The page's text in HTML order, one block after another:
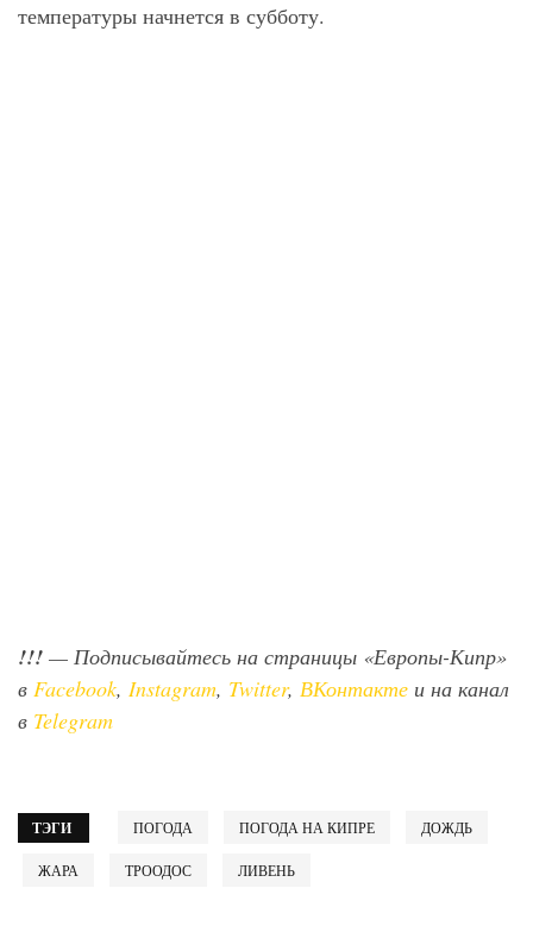
температуры начнется в субботу.
!!! — Подписывайтесь на страницы «Европы-Кипр»
в Facebook, Instagram, Twitter, ВКонтакте и на канал
в Telegram
ТЭГИ ПОГОДА ПОГОДА НА КИПРЕ ДОЖДЬ
ЖАРА ТРООДОС ЛИВЕНЬ